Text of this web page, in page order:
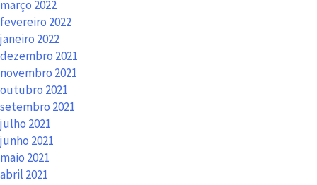
março 2022
fevereiro 2022
janeiro 2022
dezembro 2021
novembro 2021
outubro 2021
setembro 2021
julho 2021
junho 2021
maio 2021
abril 2021